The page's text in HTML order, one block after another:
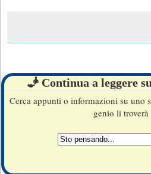
🧞 Continua a leggere
Cerca appunti o informazioni su uno
genio li troverà